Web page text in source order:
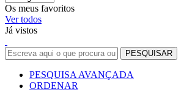
Os meus favoritos
Ver todos
Já vistos
PESQUISA AVANÇADA
ORDENAR